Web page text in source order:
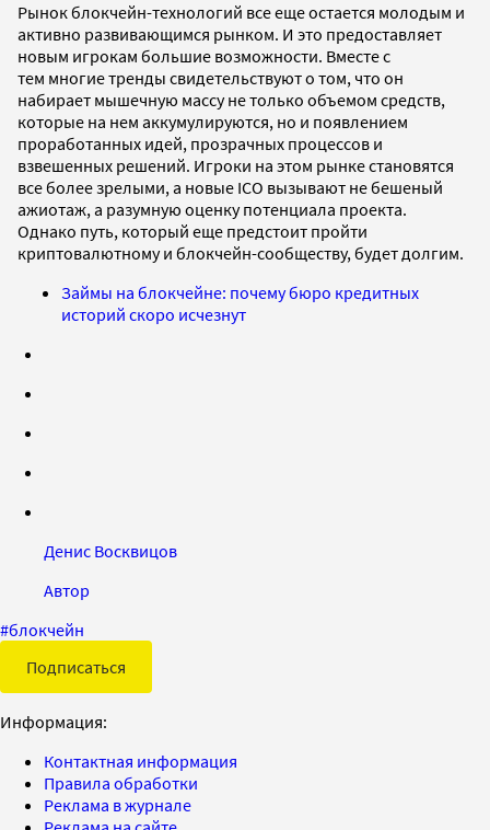
Рынок блокчейн-технологий все еще остается молодым и
активно развивающимся рынком. И это предоставляет
новым игрокам большие возможности. Вместе с
тем многие тренды свидетельствуют о том, что он
набирает мышечную массу не только объемом средств,
которые на нем аккумулируются, но и появлением
проработанных идей, прозрачных процессов и
взвешенных решений. Игроки на этом рынке становятся
все более зрелыми, а новые ICO вызывают не бешеный
ажиотаж, а разумную оценку потенциала проекта.
Однако путь, который еще предстоит пройти
криптовалютному и блокчейн-сообществу, будет долгим.
Займы на блокчейне: почему бюро кредитных
историй скоро исчезнут
Денис Восквицов
Автор
#блокчейн
Подписаться
Информация:
Контактная информация
Правила обработки
Реклама в журнале